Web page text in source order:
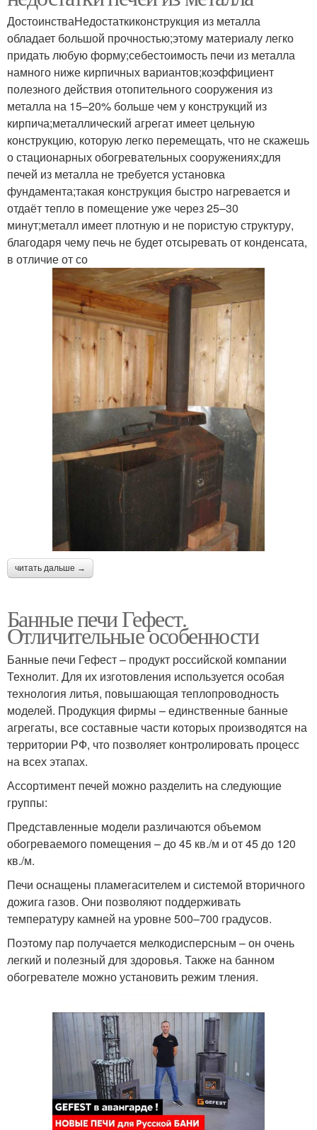
ДостоинстваНедостаткиконструкция из металла
обладает большой прочностью;этому материалу легко
придать любую форму;себестоимость печи из металла
намного ниже кирпичных вариантов;коэффициент
полезного действия отопительного сооружения из
металла на 15–20% больше чем у конструкций из
кирпича;металлический агрегат имеет цельную
конструкцию, которую легко перемещать, что не скажешь
о стационарных обогревательных сооружениях;для
печей из металла не требуется установка
фундамента;такая конструкция быстро нагревается и
отдаёт тепло в помещение уже через 25–30
минут;металл имеет плотную и не пористую структуру,
благодаря чему печь не будет отсыревать от конденсата,
в отличие от со
читать дальше →
Банные печи Гефест.
Отличительные особенности
Банные печи Гефест – продукт российской компании
Технолит. Для их изготовления используется особая
технология литья, повышающая теплопроводность
моделей. Продукция фирмы – единственные банные
агрегаты, все составные части которых производятся на
территории РФ, что позволяет контролировать процесс
на всех этапах.
Ассортимент печей можно разделить на следующие
группы:
Представленные модели различаются объемом
обогреваемого помещения – до 45 кв./м и от 45 до 120
кв./м.
Печи оснащены пламегасителем и системой вторичного
дожига газов. Они позволяют поддерживать
температуру камней на уровне 500–700 градусов.
Поэтому пар получается мелкодисперсным – он очень
легкий и полезный для здоровья. Также на банном
обогревателе можно установить режим тления.